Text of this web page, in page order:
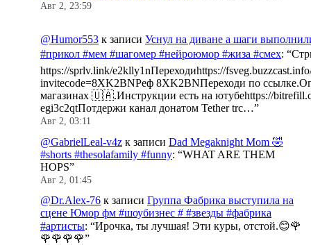
Авг 2, 23:59
@Humor553 к записи Уснул на диване а шаги
#прикол #мем #шагомер #нейроюмор #жиза #смех: “
https://sprlv.link/e2klly1nПереходиhttps://
invitecode=8XK2BNРеф 8XK2BNПереходи по
магазинах 🇺🇦.Инструкции есть на ютубеhttps://
egi3c2qtПотдержи канал донатом Tether trc…”
Авг 2, 03:11
@GabrielLeal-v4z к записи Dad Megaknight Mom 🤣
#shorts #thesolafamily #funny: “WHAT ARE THEM
HOPS”
Авг 2, 01:45
@Dr.Alex-76 к записи Группа Фабрика выступила на
сцене Юмор фм #шоубизнес # #звезды #фабрика
#артисты: “Ирочка, ты лучшая! Эти куры, отстой.😊🌹
🌹🌹🌹🌹”